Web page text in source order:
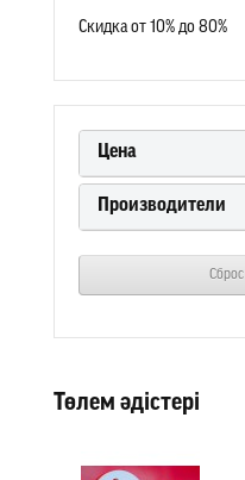
Скидка от 10% до 80%
Цена
Производители
Сброс
Төлем әдістері